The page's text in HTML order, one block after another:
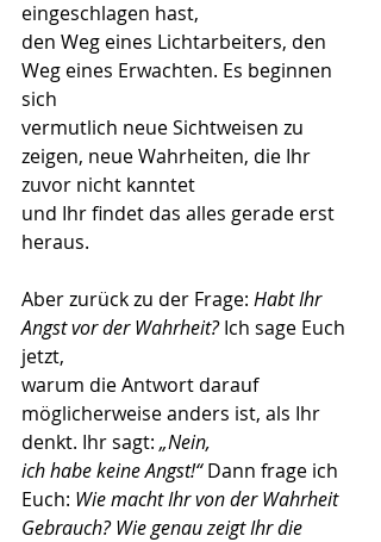
eingeschlagen hast,
den Weg eines Lichtarbeiters, den
Weg eines Erwachten. Es beginnen
sich
vermutlich neue Sichtweisen zu
zeigen, neue Wahrheiten, die Ihr
zuvor nicht kanntet
und Ihr findet das alles gerade erst
heraus.
Aber zurück zu der Frage: Habt Ihr
Angst vor der Wahrheit? Ich sage Euch
jetzt,
warum die Antwort darauf
möglicherweise anders ist, als Ihr
denkt. Ihr sagt: „Nein,
ich habe keine Angst!“ Dann frage ich
Euch: Wie macht Ihr von der Wahrheit
Gebrauch? Wie genau zeigt Ihr die